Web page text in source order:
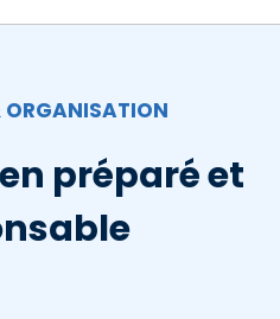
ORGANISATION
préparé et